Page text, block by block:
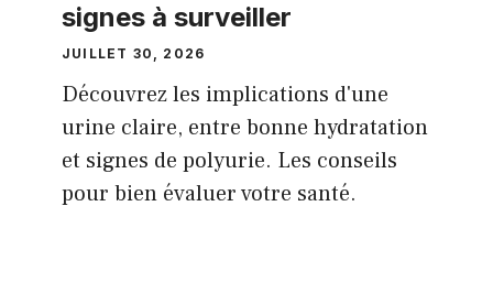
signes à surveiller
JUILLET 30, 2026
Découvrez les implications d'une
urine claire, entre bonne hydratation
et signes de polyurie. Les conseils
pour bien évaluer votre santé.